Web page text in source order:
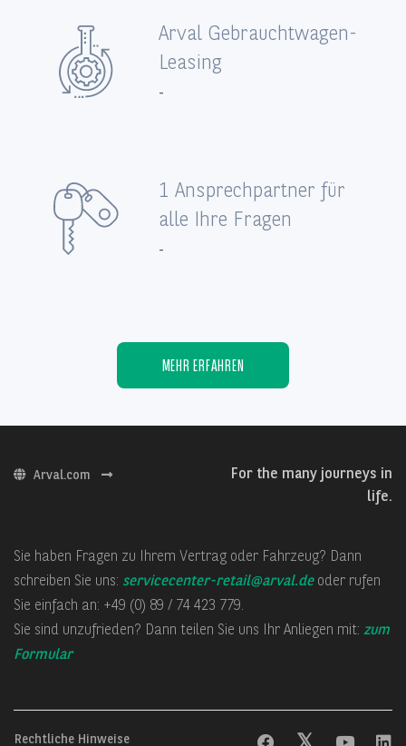
Arval Gebrauchtwagen-
Leasing
-
1 Ansprechpartner für
alle Ihre Fragen
-
MEHR ERFAHREN
Arval.com
For the many journeys in
life.
Sie haben Fragen zu Ihrem Vertrag oder Fahrzeug? Dann
schreiben Sie uns: servicecenter-retail@arval.deoder rufen
Sie einfach an: +49 (0) 89 / 74 423 779.
Sie sind unzufrieden? Dann teilen Sie uns Ihr Anliegen mit: zum
Formular
Rechtliche Hinweise